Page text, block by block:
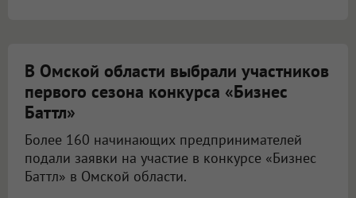
В Омской области выбрали участников
первого сезона конкурса «Бизнес
Баттл»
Более 160 начинающих предпринимателей
подали заявки на участие в конкурсе «Бизнес
Баттл» в Омской области.